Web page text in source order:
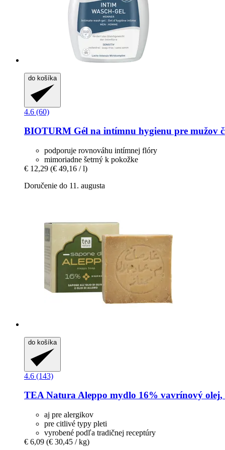
do košíka
4.6 (60)
BIOTURM Gél na intímnu hygienu pre mužov
podporuje rovnováhu intímnej flóry
mimoriadne šetrný k pokožke
€ 12,29 (€ 49,16 / l)
Doručenie do 11. augusta
do košíka
4.6 (143)
TEA NaturaAleppo mydlo 16% vavrínový olej,
aj pre alergikov
pre citlivé typy pleti
vyrobené podľa tradičnej receptúry
€ 6,09 (€ 30,45 / kg)